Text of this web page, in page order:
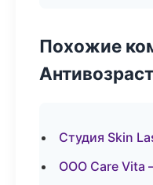
Похожие
Студия Skin
ООО Care Vita